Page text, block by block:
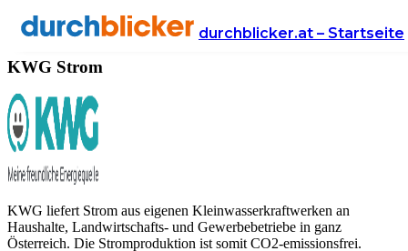
durchblicker.at – Startseite
Anbieter Energie strom KWG
KWG Strom
KWG liefert Strom aus eigenen Kleinwasserkraftwerken an
Haushalte, Landwirtschafts- und Gewerbebetriebe in ganz
Österreich. Die Stromproduktion ist somit CO2-emissionsfrei.